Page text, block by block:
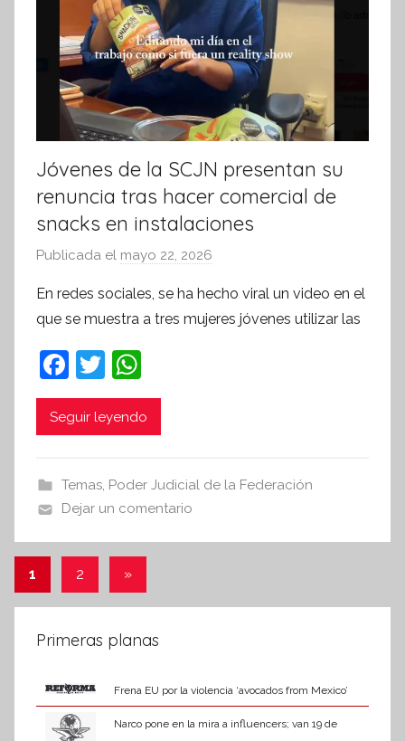
Jóvenes de la SCJN presentan su
renuncia tras hacer comercial de
snacks en instalaciones
Publicada el mayo 22, 2026
r
S
s
r
i
v
En redes sociales, se ha hecho viral un video en el
que se muestra a tres mujeres jóvenes utilizar las
F
a
c
b
o
o
k
T
w
itt
h
at
A
p
p
Seguir leyendo
Temas, Poder Judicial de la Federación
Dejar un comentario
Paginación
de
entradas
1 2
Entradas
siguientes
»
Primeras planas
Frena EU por la violencia ‘avocados from Mexico’
Narco pone en la mira a influencers; van 19 de